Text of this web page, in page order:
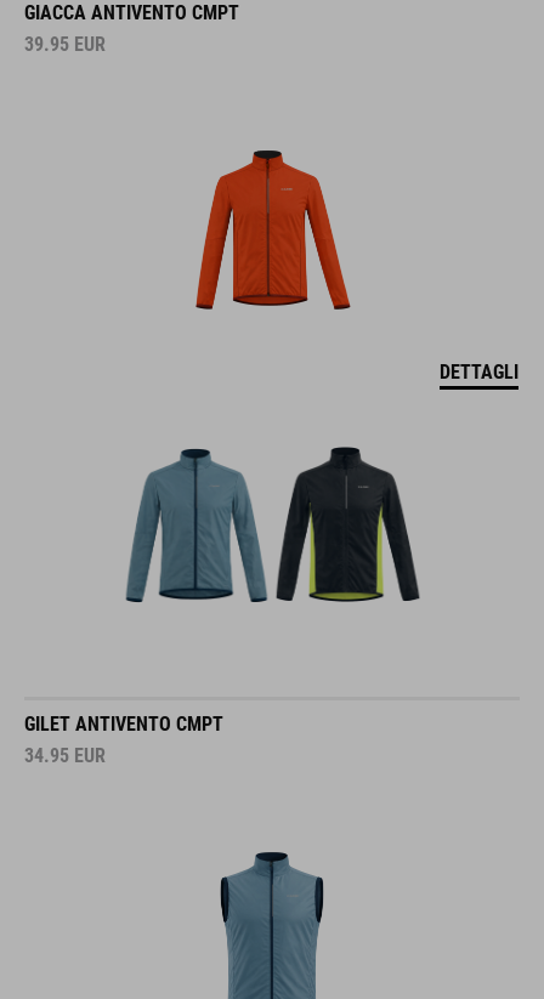
GIACCA ANTIVENTO CMPT
39.95 EUR
DETTAGLI
GILET ANTIVENTO CMPT
34.95 EUR